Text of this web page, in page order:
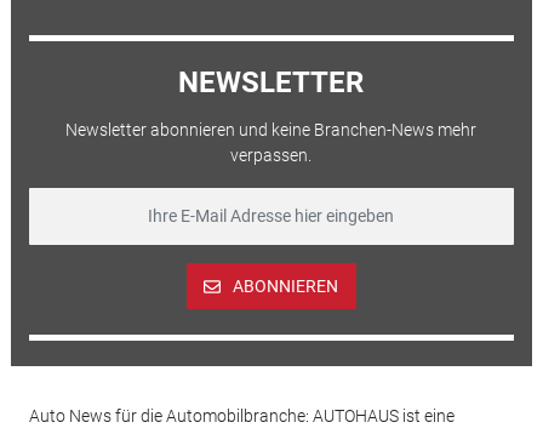
NEWSLETTER
Newsletter abonnieren und keine Branchen-News mehr
verpassen.
ABONNIEREN
Auto News für die Automobilbranche: AUTOHAUS ist eine